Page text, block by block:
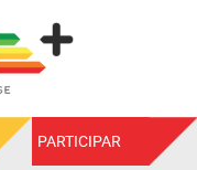
PARTICIPAR